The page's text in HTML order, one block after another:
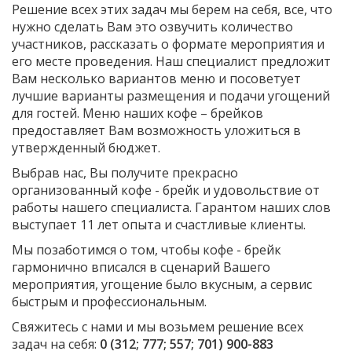
Решение всех этих задач мы берем на себя, все, что
нужно сделать Вам это озвучить количество
участников, рассказать о формате мероприятия и
его месте проведения. Наш специалист предложит
Вам несколько вариантов меню и посоветует
лучшие варианты размещения и подачи угощений
для гостей. Меню наших кофе – брейков
предоставляет Вам возможность уложиться в
утвержденный бюджет.
Выбрав нас, Вы получите прекрасно
организованный кофе - брейк и удовольствие от
работы нашего специалиста. Гарантом наших слов
выступает 11 лет опыта и счастливые клиенты.
Мы позаботимся о том, чтобы кофе - брейк
гармонично вписался в сценарий Вашего
мероприятия, угощение было вкусным, а сервис
быстрым и профессиональным.
Свяжитесь с нами и мы возьмем решение всех
задач на себя: 0 (312; 777; 557; 701) 900-883